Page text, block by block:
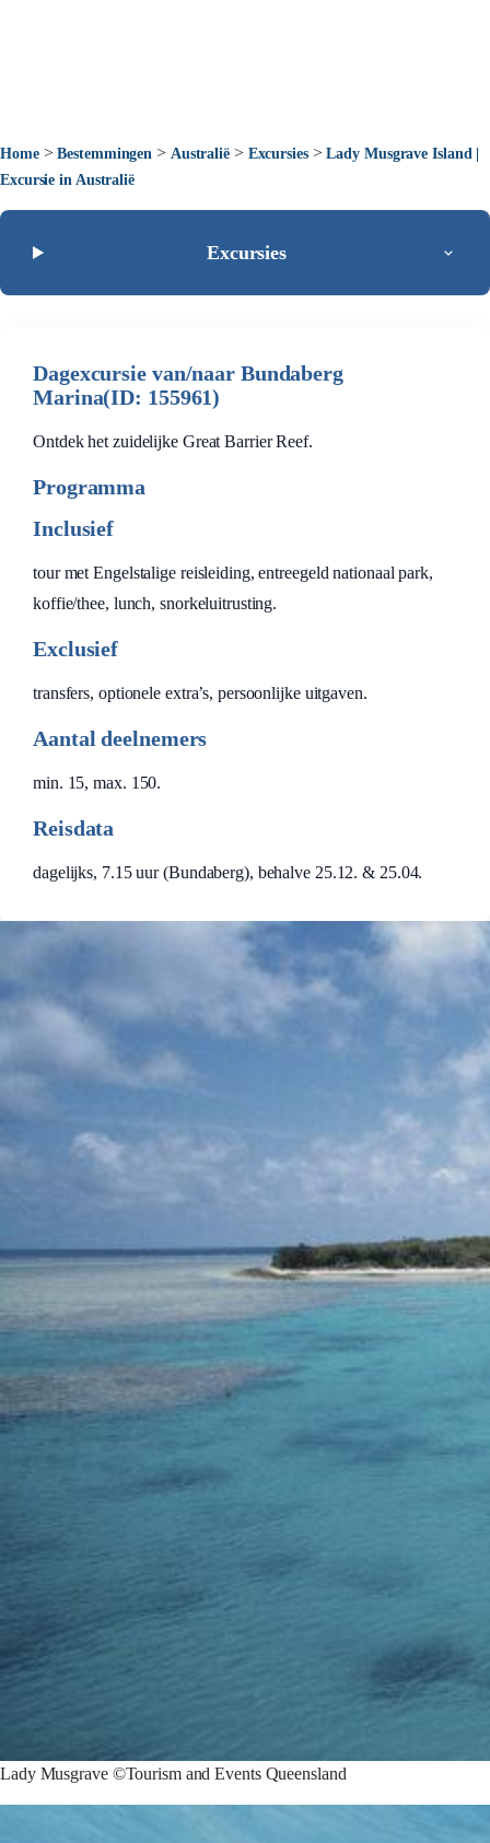
Home>Bestemmingen > Australië> Excursies>Lady Musgrave Island |
Excursie in Australië
Excursies
Dagexcursie van/naar Bundaberg
Marina(ID: 155961)
Ontdek het zuidelijke Great Barrier Reef.
Programma
Inclusief
tour met Engelstalige reisleiding, entreegeld nationaal park,
koffie/thee, lunch, snorkeluitrusting.
Exclusief
transfers, optionele extra’s, persoonlijke uitgaven.
Aantal deelnemers
min. 15, max. 150.
Reisdata
dagelijks, 7.15 uur (Bundaberg), behalve 25.12. & 25.04.
Lady Musgrave ©Tourism and Events Queensland